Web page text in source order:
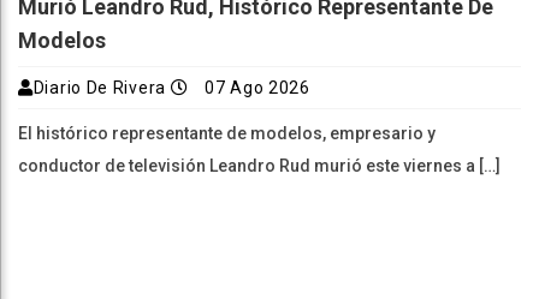
Murió Leandro Rud, Histórico Representante De
Modelos
Diario De Rivera 07 Ago 2026
El histórico representante de modelos, empresario y
conductor de televisión Leandro Rud murió este viernes a […]